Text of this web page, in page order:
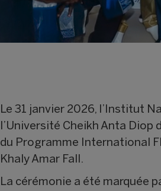
Le 31 janvier 2026, l’Institut
l’Université Cheikh Anta Diop
du Programme International
Khaly Amar Fall.
La cérémonie a été marquée